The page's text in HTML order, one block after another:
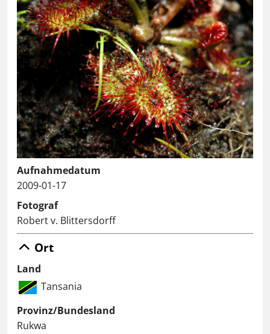
Aufnahmedatum
2009-01-17
Fotograf
Robert v. Blittersdorff
Ort
Land
Tansania
Provinz/Bundesland
Rukwa